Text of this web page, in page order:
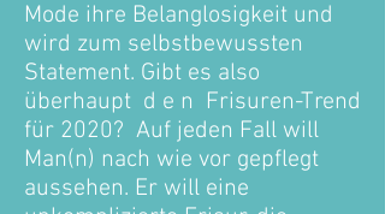
Mode ihre Belanglosigkeit und
wird zum selbstbewussten
Statement. Gibt es also
überhaupt d e n Frisuren-Trend
für 2020? Auf jeden Fall will
Man(n) nach wie vor gepflegt
aussehen. Er will eine